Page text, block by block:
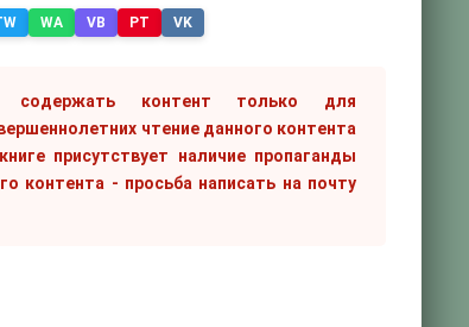
WA VB PT VK
содержать контент только для
чтение данного контента
присутствует наличие пропаганды
контента - просьба написать на почту